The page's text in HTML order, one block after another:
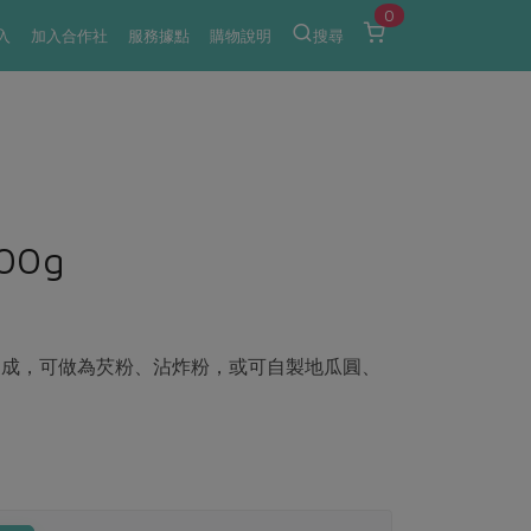
加入合作社 服務據點 購物說明 搜尋
0
，可做為芡粉、沾炸粉，或可自製地瓜圓、